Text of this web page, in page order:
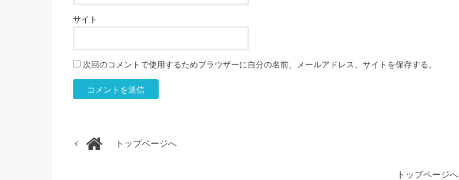
サイト
次回のコメントで使用するためブラウザーに自分の名前、メールアドレス、サイトを保存する。
トップページへ
トップページへ